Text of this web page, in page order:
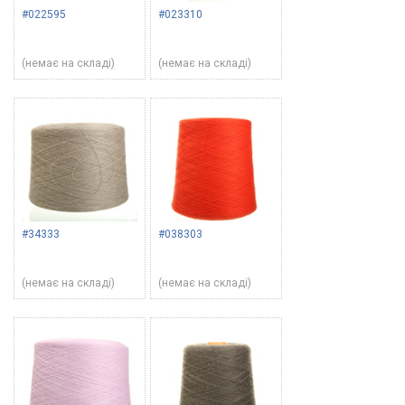
#022595
(немає на складі)
#023310
(немає на складі)
#34333
(немає на складі)
#038303
(немає на складі)